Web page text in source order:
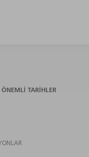
TARIHLER